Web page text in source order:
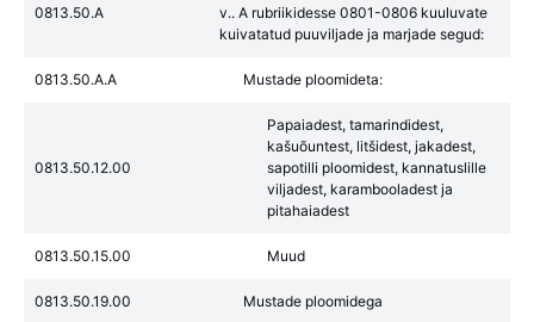
0813.50.A
v.. A rubriikidesse 0801-0806 kuuluvate
kuivatatud puuviljade ja marjade segud:
0813.50.A.A Mustade ploomideta:
0813.50.12.00
Papaiadest, tamarindidest,
kašuõuntest, litšidest, jakadest,
sapotilli ploomidest, kannatuslille
viljadest, karambooladest ja
pitahaiadest
0813.50.15.00 Muud
0813.50.19.00 Mustade ploomidega